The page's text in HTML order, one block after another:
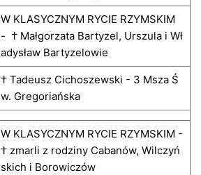
W KLASYCZNYM RYCIE RZYMSKIM
- † Małgorzata Bartyzel, Urszula i Wł
adysław Bartyzelowie
† Tadeusz Cichoszewski - 3 Msza Ś
w. Gregoriańska
W KLASYCZNYM RYCIE RZYMSKIM -
† zmarli z rodziny Cabanów, Wilczyń
skich i Borowiczów